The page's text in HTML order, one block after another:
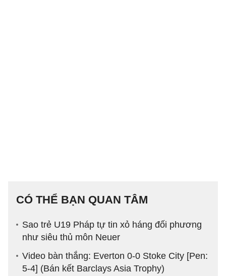
CÓ THỂ BẠN QUAN TÂM
Sao trẻ U19 Pháp tự tin xỏ háng đối phương
như siêu thủ môn Neuer
Video bàn thắng: Everton 0-0 Stoke City [Pen:
5-4] (Bán kết Barclays Asia Trophy)